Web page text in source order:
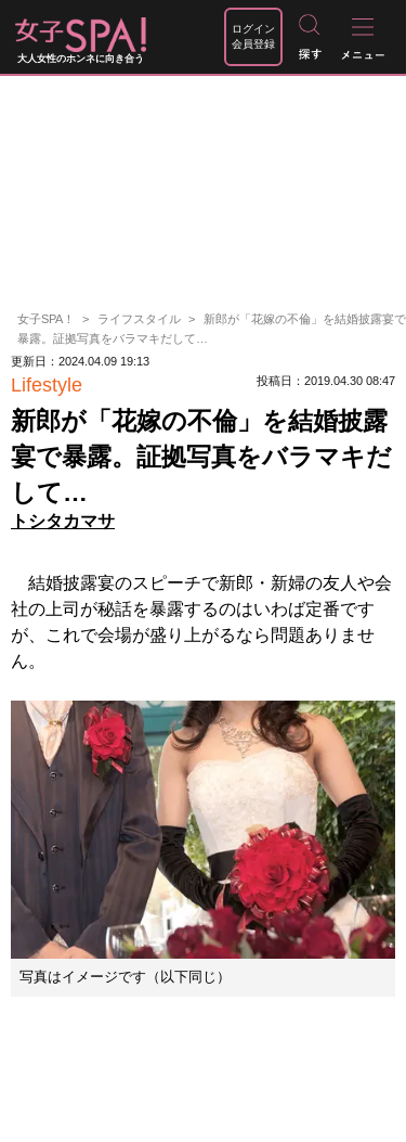
大人女性のホンネに向き合う
ログイン
会員登録
女子SPA！ ライフスタイル
新郎が「花嫁の不倫」を結婚披露宴で
暴露。証拠写真をバラマキだして…
更新日：2024.04.09 19:13
Lifestyle 投稿日：2019.04.30 08:47
新郎が「花嫁の不倫」を結婚披露
宴で暴露。証拠写真をバラマキだ
して…
トシタカマサ
結婚披露宴のスピーチで新郎・新婦の友人や会
社の上司が秘話を暴露するのはいわば定番です
が、これで会場が盛り上がるなら問題ありませ
ん。
写真はイメージです（以下同じ）